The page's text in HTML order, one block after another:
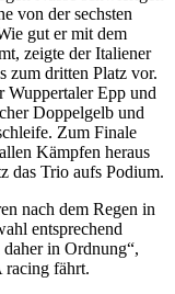
von der sechsten
gut er mit dem
zeigte der Italiener
zum dritten Platz vor.
Wuppertaler Epp und
Doppelgelb und
Zum Finale
Kämpfen heraus
das Trio aufs Podium.
nach dem Regen in
entsprechend
in Ordnung“,
racing fährt.